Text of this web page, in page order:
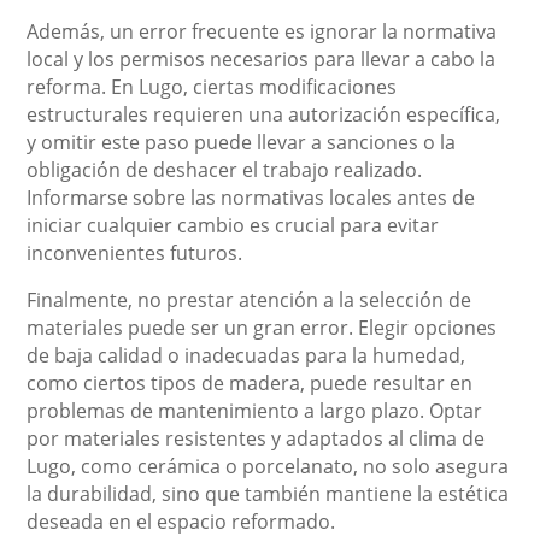
Además, un error frecuente es ignorar la normativa
local y los permisos necesarios para llevar a cabo la
reforma. En Lugo, ciertas modificaciones
estructurales requieren una autorización específica,
y omitir este paso puede llevar a sanciones o la
obligación de deshacer el trabajo realizado.
Informarse sobre las normativas locales antes de
iniciar cualquier cambio es crucial para evitar
inconvenientes futuros.
Finalmente, no prestar atención a la selección de
materiales puede ser un gran error. Elegir opciones
de baja calidad o inadecuadas para la humedad,
como ciertos tipos de madera, puede resultar en
problemas de mantenimiento a largo plazo. Optar
por materiales resistentes y adaptados al clima de
Lugo, como cerámica o porcelanato, no solo asegura
la durabilidad, sino que también mantiene la estética
deseada en el espacio reformado.